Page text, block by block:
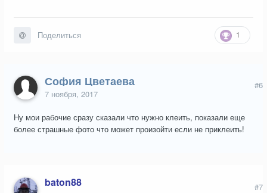
1
Поделиться
София Цветаева
7 ноября, 2017
#6
Ну мои рабочие сразу сказали что нужно клеить, показали еще
более страшные фото что может произойти если не приклеить!
baton88 #7